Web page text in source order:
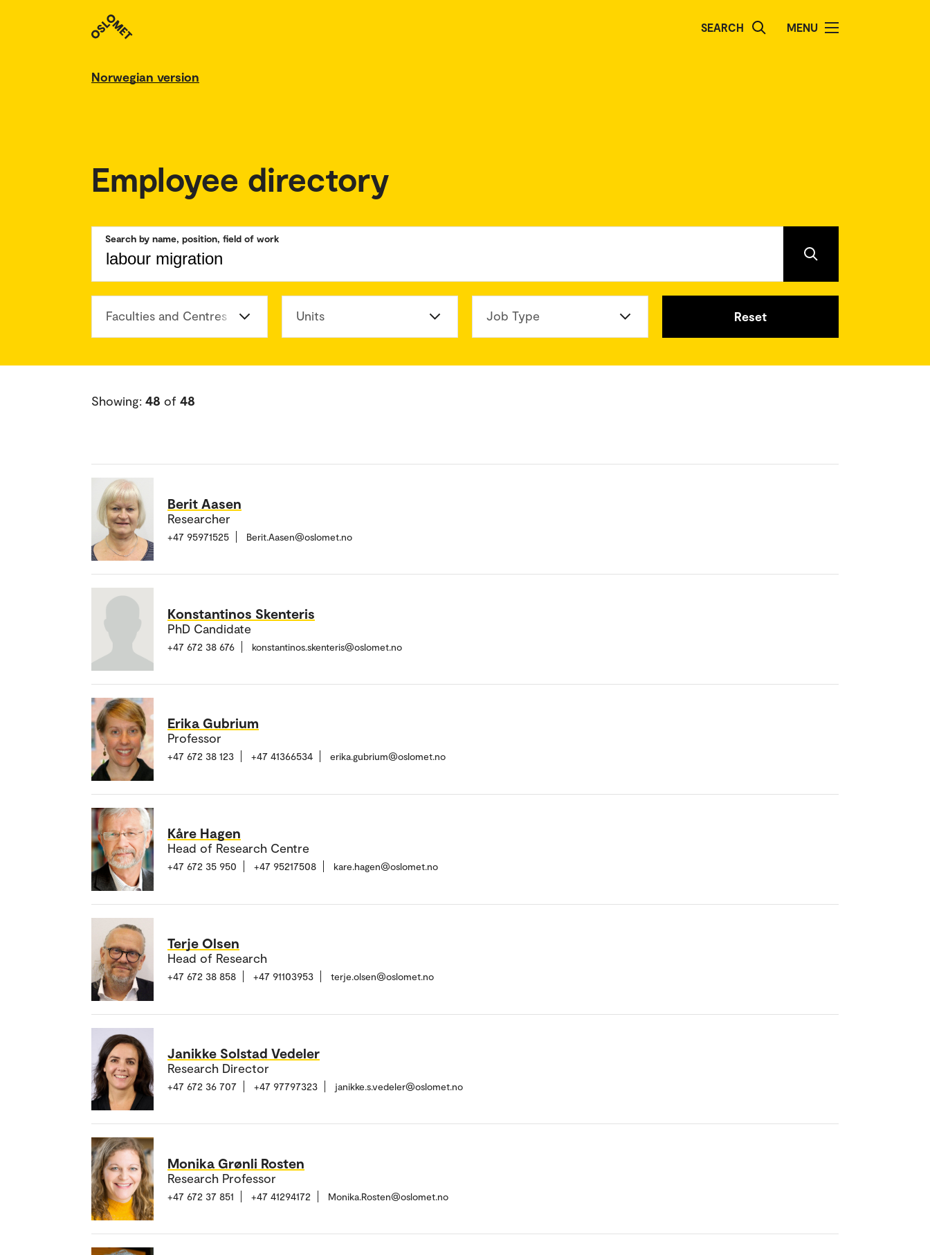
SEARCH MENU
Norwegian version
Employee directory
Search by name, position, field of work
Faculties and Centres Units Job Type Reset
Showing: 48 of 48
Berit Aasen
Researcher
+47 95971525 Berit.Aasen@oslomet.no
Konstantinos Skenteris
PhD Candidate
+47 672 38 676 konstantinos.skenteris@oslomet.no
Erika Gubrium
Professor
+47 672 38 123 +47 41366534 erika.gubrium@oslomet.no
Kåre Hagen
Head of Research Centre
+47 672 35 950 +47 95217508 kare.hagen@oslomet.no
Terje Olsen
Head of Research
+47 672 38 858 +47 91103953 terje.olsen@oslomet.no
Janikke Solstad Vedeler
Research Director
+47 672 36 707 +47 97797323 janikke.s.vedeler@oslomet.no
Monika Grønli Rosten
Research Professor
+47 672 37 851 +47 41294172 Monika.Rosten@oslomet.no